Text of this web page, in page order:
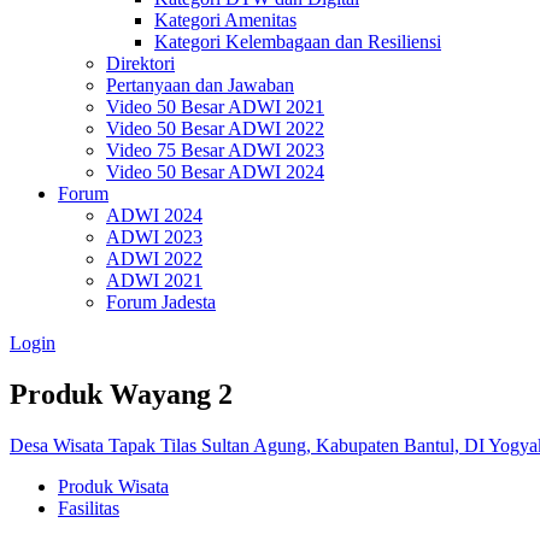
Kategori Amenitas
Kategori Kelembagaan dan Resiliensi
Direktori
Pertanyaan dan Jawaban
Video 50 Besar ADWI 2021
Video 50 Besar ADWI 2022
Video 75 Besar ADWI 2023
Video 50 Besar ADWI 2024
Forum
ADWI 2024
ADWI 2023
ADWI 2022
ADWI 2021
Forum Jadesta
Login
Produk Wayang 2
Desa Wisata Tapak Tilas Sultan Agung, Kabupaten Bantul, DI
Produk Wisata
Fasilitas